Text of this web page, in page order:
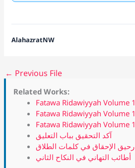
AlahazratNW
← Previous File
Related Works:
آكد التحقيق بباب التعليق
رحيق الإحقاق في كلمات الطلاق
أطائب التهاني في النكاح الثاني